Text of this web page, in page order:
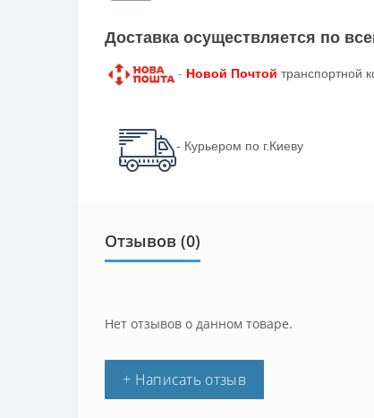
Доставка осуществляется по
- Новой Почтой транспортной
- Курьером по г.Киеву
Отзывов (0)
Нет отзывов о данном товаре.
+ Написать отзыв